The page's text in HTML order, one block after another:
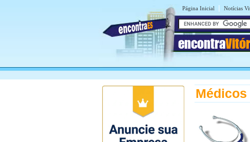
Página Inicial | Notícias
encontra